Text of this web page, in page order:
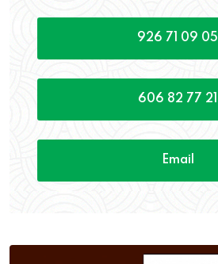
926 71 09 05
606 82 77 21
Email